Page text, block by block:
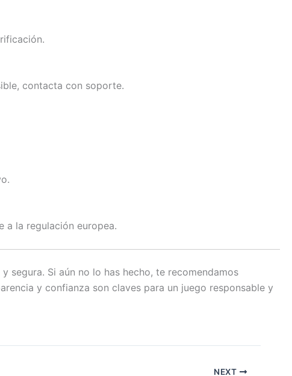
contacta con soporte.
la regulación europea.
segura. Si aún no lo has hecho, te recomendamos
y confianza son claves para un juego responsable y
NEXT